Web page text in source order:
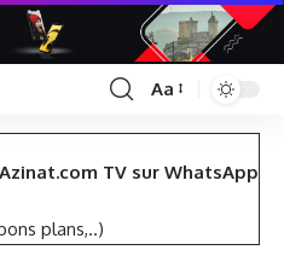
Font
Resizer
Aa
Azinat.com TV sur WhatsApp
plans,..)